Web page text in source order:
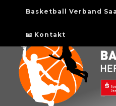
Basketball Verband
📧 Kontakt